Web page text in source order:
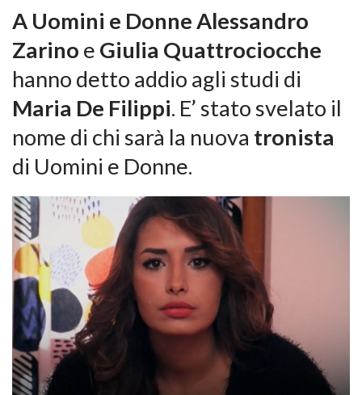
A Uomini e Donne Alessandro
Zarino e Giulia Quattrociocche
hanno detto addio agli studi di
Maria De Filippi. E’ stato svelato il
nome di chi sarà la nuova tronista
di Uomini e Donne.